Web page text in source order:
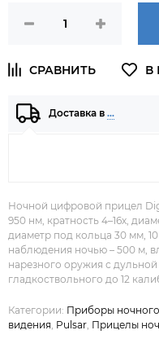
Доставка в …
Ночной цифровой прицел
950 нм, кратность 4–16х,
диаметр под кольца 30 мм,
наблюдения ночью – 500 м,
нарезного оружия с
гладкоствольного до 12
Категории: Приборы
видения Pulsar Прицелы